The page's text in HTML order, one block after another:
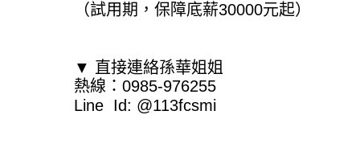
（試用期，保障底薪30000元起）
▼ 直接連絡孫華姐姐
熱線：0985-976255
Line Id: @113fcsmi